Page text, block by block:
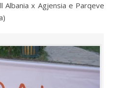
Albania x Agjensia e Parqeve